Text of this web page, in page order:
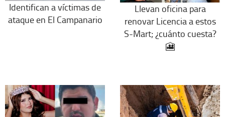
Identifican a víctimas de
ataque en El Campanario
Llevan oficina para
renovar Licencia a estos
S-Mart; ¿cuánto cuesta?
🎦